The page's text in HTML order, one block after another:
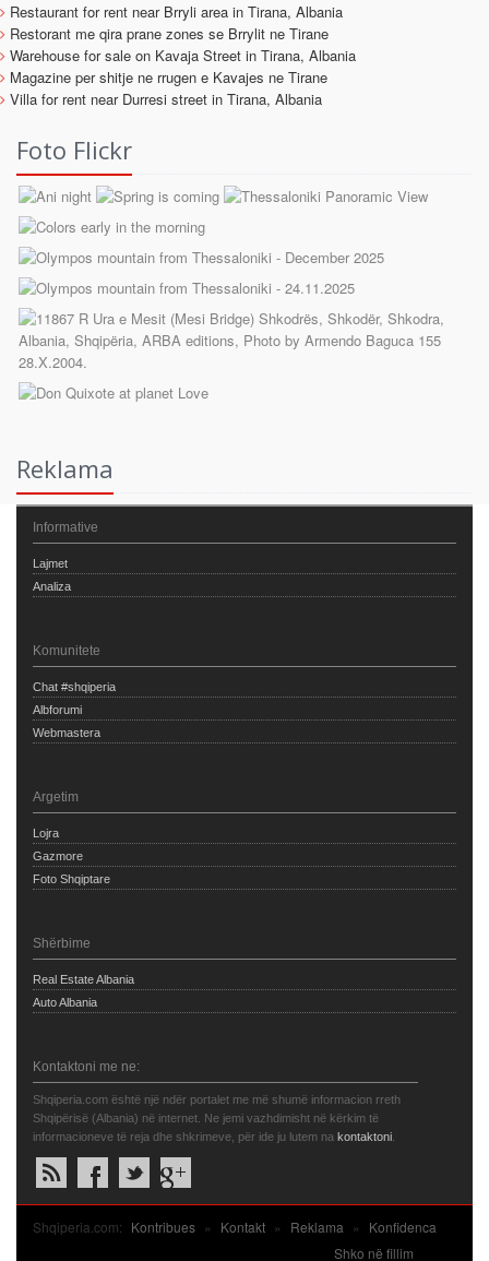
Restaurant for rent near Brryli area in Tirana, Albania
Restorant me qira prane zones se Brrylit ne Tirane
Warehouse for sale on Kavaja Street in Tirana, Albania
Magazine per shitje ne rrugen e Kavajes ne Tirane
Villa for rent near Durresi street in Tirana, Albania
Foto Flickr
Reklama
Informative
Lajmet
Analiza
Komunitete
Chat #shqiperia
Albforumi
Webmastera
Argetim
Lojra
Gazmore
Foto Shqiptare
Shërbime
Real Estate Albania
Auto Albania
Kontaktoni me ne:
Shqiperia.com është një ndër portalet me më shumë informacion rreth
Shqipërisë (Albania) në internet. Ne jemi vazhdimisht në kërkim të
informacioneve të reja dhe shkrimeve, për ide ju lutem na kontaktoni.
Shqiperia.com: Kontribues » Kontakt » Reklama »
Konfidenca
Shko në fillim